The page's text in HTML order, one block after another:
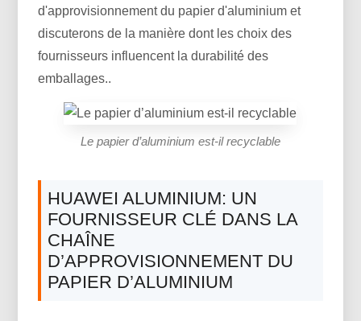
d'approvisionnement du papier d'aluminium et
discuterons de la manière dont les choix des
fournisseurs influencent la durabilité des
emballages..
Le papier d’aluminium est-il recyclable
HUAWEI ALUMINIUM: UN
FOURNISSEUR CLÉ DANS LA
CHAÎNE
D’APPROVISIONNEMENT DU
PAPIER D’ALUMINIUM